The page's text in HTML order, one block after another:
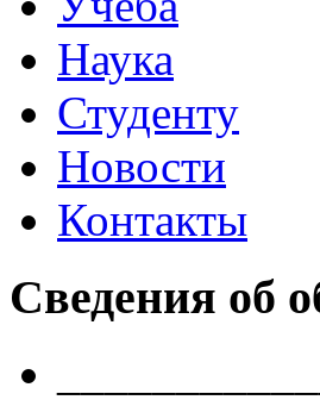
Наука
Студенту
Новости
Контакты
Сведения об